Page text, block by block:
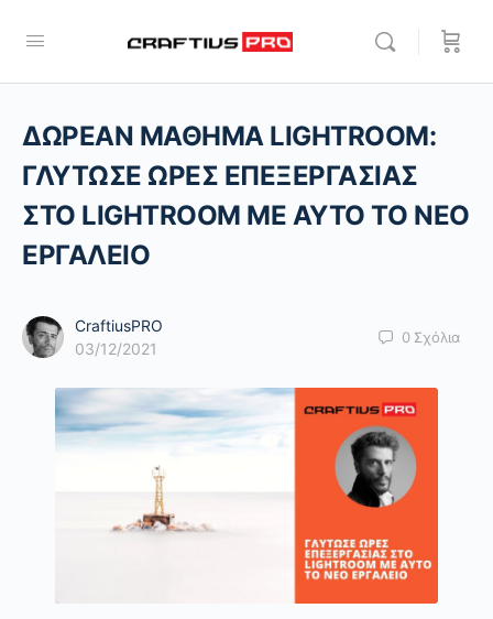
ΔΩΡΕΑΝ ΜΑΘΗΜΑ LIGHTROOΜ:
ΓΛΥΤΩΣΕ ΩΡΕΣ ΕΠΕΞΕΡΓΑΣΙΑΣ
ΣΤΟ LIGHTROOM ΜΕ ΑΥΤΟ ΤΟ ΝΕΟ
ΕΡΓΑΛΕΙΟ
CraftiusPRO
03/12/2021
0 Σχόλια